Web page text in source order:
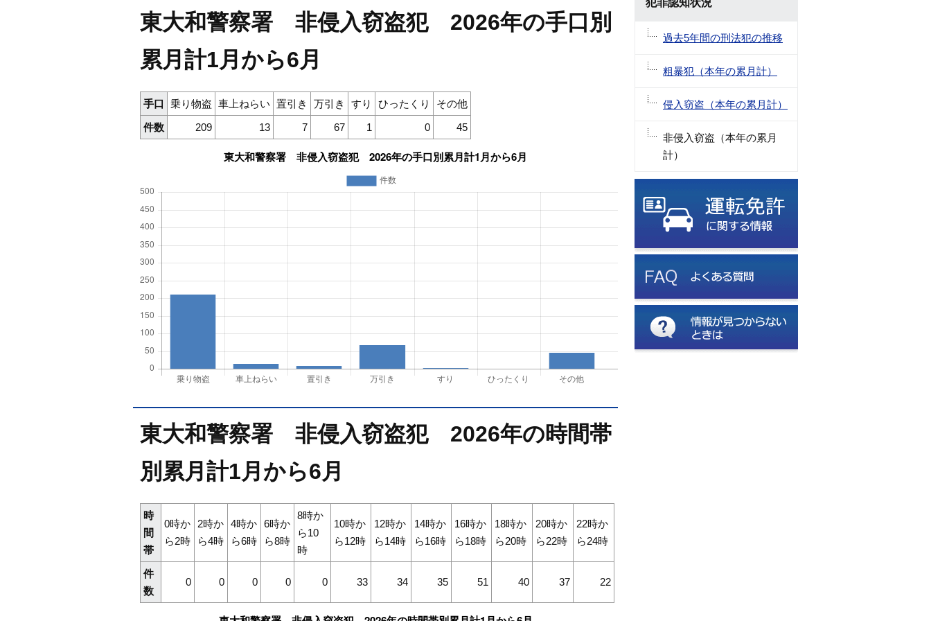
東大和警察署 非侵入窃盗犯 2026年の手口別
累月計1月から6月
手口 乗り物盗 車上ねらい 置引き 万引き すり ひったくり
その他
件数
209 13 7 67 1 0 45
東大和警察署 非侵入窃盗犯 2026年の時間帯
別累月計1月から6月
時
間
帯
0時か
ら2時
2時か
ら4時
4時か
ら6時
6時か
ら8時
8時か
ら10
時
10時か
ら12時
12時か
ら14時
14時か
ら16時
16時か
ら18時
18時か
ら20時
20時か
ら22時
22時か
ら24時
件
数
0 0 0 0 0 33 34 35 51 40 37 22
犯罪認知状況
過去5年間の刑法犯の推移
粗暴犯（本年の累月計）
侵入窃盗（本年の累月計）
非侵入窃盗（本年の累月
計）